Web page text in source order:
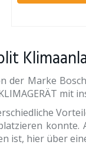
der Marke
mit
konnte.
ist, hier über